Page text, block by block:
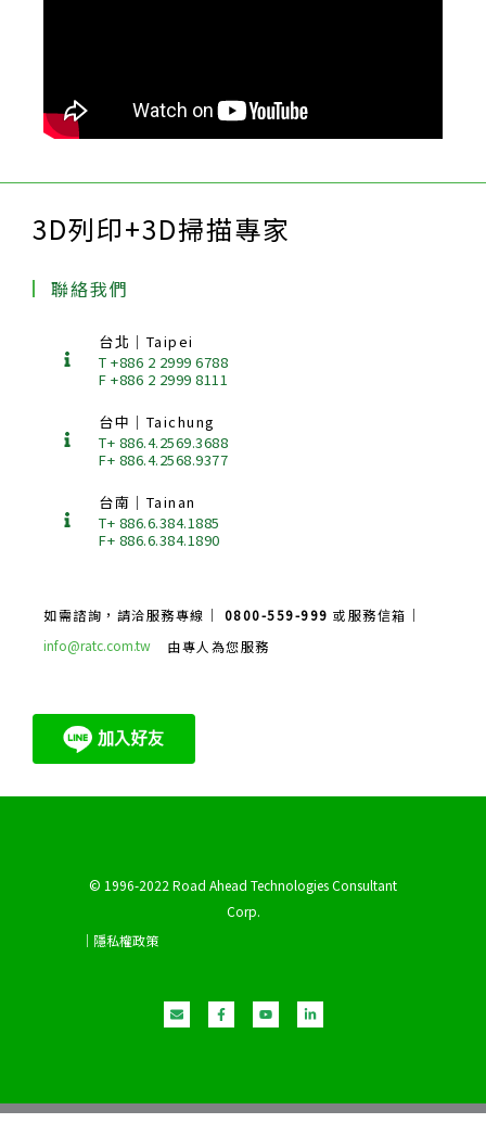
3D列印+3D掃描專家
聯絡我們
台北｜Taipei
T +886 2 2999 6788
F +886 2 2999 8111
台中｜Taichung
T+ 886.4.2569.3688
F+ 886.4.2568.9377
台南｜Tainan
T+ 886.6.384.1885
F+ 886.6.384.1890
如需諮詢，請洽服務專線｜ 0800-559-999 或服務信箱｜
info@ratc.com.tw
由專人為您服務
© 1996-2022 Road Ahead Technologies Consultant
Corp.
｜隱私權政策
n
v
e
a
c
e
f
o
u
t
i
n
k
i
n